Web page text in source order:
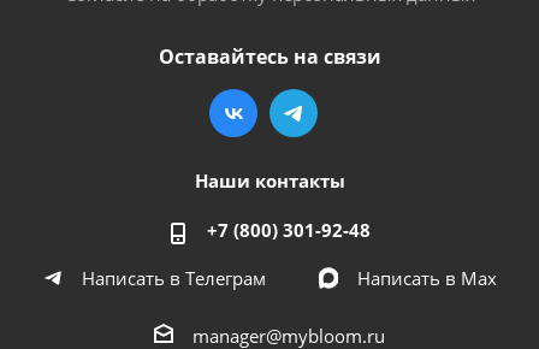
Оставайтесь на связи
Наши контакты
+7 (800) 301-92-48
Написать в Телеграм
Написать в Мах
manager@mybloom.ru